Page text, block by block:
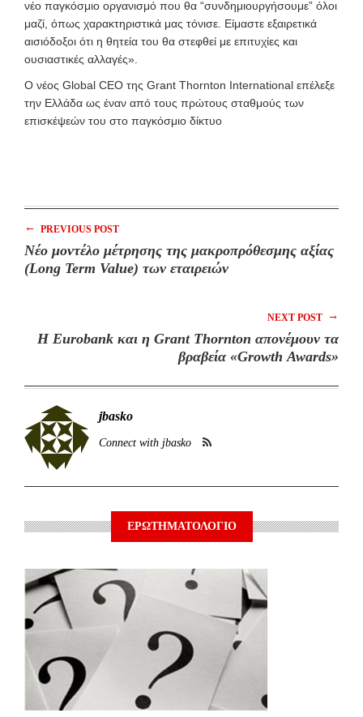
νέο παγκόσμιο οργανισμό που θα “συνδημιουργήσουμε” όλοι
μαζί, όπως χαρακτηριστικά μας τόνισε. Είμαστε εξαιρετικά
αισιόδοξοι ότι η θητεία του θα στεφθεί με επιτυχίες και
ουσιαστικές αλλαγές».
Ο νέος Global CEO της Grant Thornton International επέλεξε
την Ελλάδα ως έναν από τους πρώτους σταθμούς των
επισκέψεών του στο παγκόσμιο δίκτυο
← PREVIOUS POST
Νέο μοντέλο μέτρησης της μακροπρόθεσμης αξίας
(Long Term Value) των εταιρειών
NEXT POST →
Η Eurobank και η Grant Thornton απονέμουν τα
βραβεία «Growth Awards»
jbasko
Connect with jbasko
ΕΡΩΤΗΜΑΤΟΛΟΓΙΟ